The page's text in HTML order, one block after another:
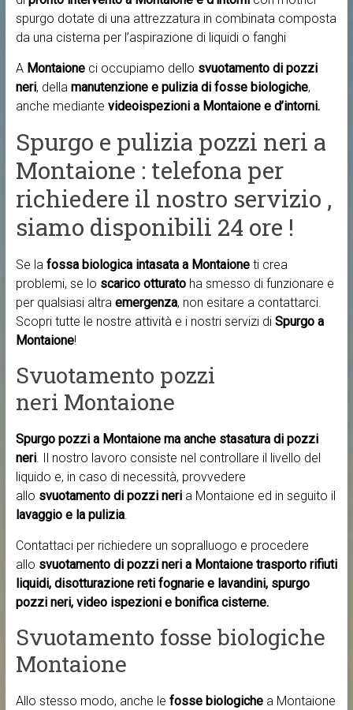
spurgo dotate di una attrezzatura in combinata composta
da una cisterna per l’aspirazione di liquidi o fanghi
A Montaione ci occupiamo dello svuotamento di pozzi
neri, della manutenzione e pulizia di fosse biologiche,
anche mediante videoispezioni a Montaione e d’intorni.
Spurgo e pulizia pozzi neri a
Montaione : telefona per
richiedere il nostro servizio ,
siamo disponibili 24 ore !
Se la fossa biologica intasata a Montaioneti crea
problemi, se lo scarico otturatoha smesso di funzionare e
per qualsiasi altra emergenza, non esitare a contattarci.
Scopri tutte le nostre attività e i nostri servizi di Spurgo a
Montaione!
Svuotamento pozzi
neri Montaione
Spurgo pozzi a Montaione ma anche stasatura di pozzi
neri. Il nostro lavoro consiste nel controllare il livello del
liquido e, in caso di necessità, provvedere
allo svuotamento di pozzi neria Montaione ed in seguito il
lavaggio e la pulizia.
Contattaci per richiedere un sopralluogo e procedere
allo svuotamento di pozzi neri a Montaione trasporto rifiuti
liquidi, disotturazione reti fognarie e lavandini, spurgo
pozzi neri, video ispezioni e bonifica cisterne.
Svuotamento fosse biologiche
Montaione
Allo stesso modo, anche le fosse biologichea Montaione